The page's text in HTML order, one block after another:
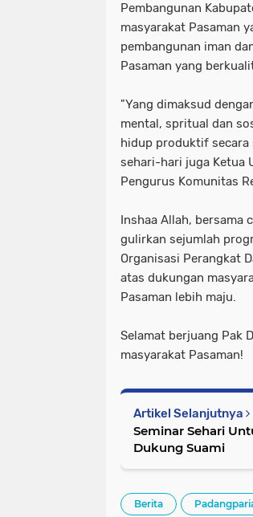
Pembangunan
masyarakat Pasaman
pembangunan iman
Pasaman yang
"Yang dimaksud
mental, spritual dan
hidup produktif secara
sehari-hari juga Ketua
Pengurus Komunitas
Inshaa Allah, bersama
gulirkan sejumlah
Organisasi Perangkat
atas dukungan
Pasaman lebih maju.
Selamat berjuang Pak
masyarakat Pasaman!
Artikel Selanjutnya
Seminar Sehari
Dukung Suami
Berita